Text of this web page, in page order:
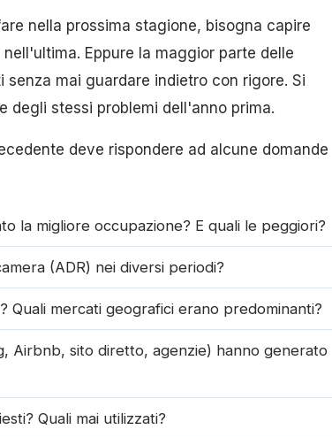
nella prossima stagione, bisogna capire
Eppure la maggior parte delle
mai guardare indietro con rigore. Si
degli stessi problemi dell'anno prima.
deve rispondere ad alcune domande
la migliore occupazione? E quali le peggiori?
(ADR) nei diversi periodi?
Quali mercati geografici erano predominanti?
Airbnb, sito diretto, agenzie) hanno generato
Quali mai utilizzati?